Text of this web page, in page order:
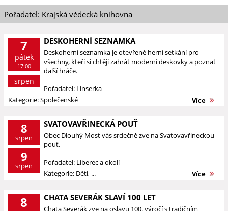
Pořadatel: Krajská vědecká knihovna
7
pátek
17:00
srpen
DESKOHERNÍ SEZNAMKA
Deskoherní seznamka je otevřené herní setkání pro
všechny, kteří si chtějí zahrát moderní deskovky a poznat
další hráče.
Pořadatel: Linserka
Kategorie: Společenské
Více
8
srpen
9
srpen
SVATOVAVŘINECKÁ POUŤ
Obec Dlouhý Most vás srdečně zve na Svatovavřineckou
pouť.
Pořadatel: Liberec a okolí
Kategorie: Děti, ...
Více
8 CHATA SEVERÁK SLAVÍ 100 LET
Chata Severák zve na oslavu 100. výročí s tradičním